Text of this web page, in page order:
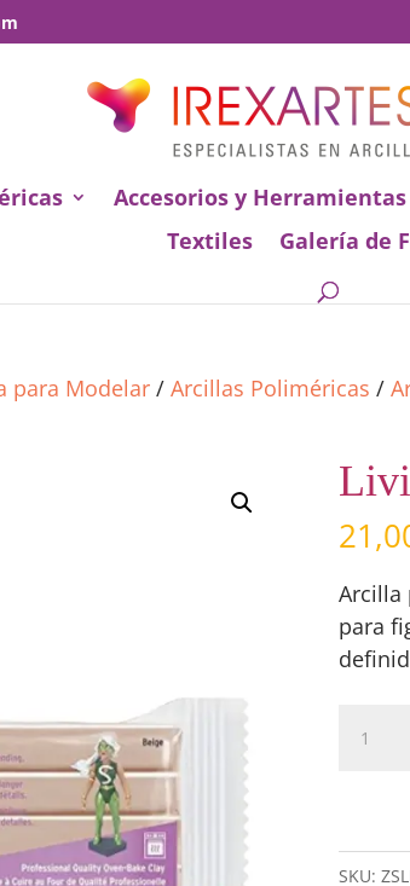
Accesorios y Herramientas
Textiles
Galería de
para Modelar /Arcillas Poliméricas /
Arcilla
para
Doll
SKU: